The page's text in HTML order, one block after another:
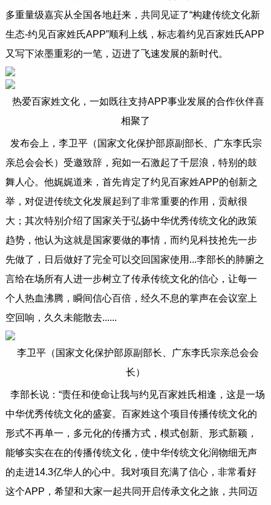
多重量级嘉宾从全国各地赶来，共同见证了“构建传统文化新
生态-约见百家姓氏APP”顺利上线，标志着约见百家姓氏APP
又写下浓墨重彩的一笔，迈进了飞速发展的新时代。
热爱百家姓文化，一如既往支持APP事业发展的合作伙伴喜
相聚了
发布会上，李卫平（国家文化保护部原副部长、广东李氏宗
亲总会会长）受邀致辞，宛如一石激起了千层浪，特别的鼓
舞人心。他娓娓道来，首先肯定了约见百家姓APP的创新之
举，对促进传统文化发展起到了非常重要的作用，贡献很
大；其次特别介绍了国家关于弘扬中华优秀传统文化的政策
趋势，他认为这就是国家要做的事情，而约见科技抢先一步
先做了，日后做好了完全可以交回国家使用...李部长的肺腑之
言给在场所有人进一步树立了传承传统文化的信心，让每一
个人热血沸腾，瞬间信心百倍，经久不息的掌声在会议室上
空回响，久久未能散去......
李卫平（国家文化保护部原副部长、广东李氏宗亲总会会
长）
李部长说：“责任和使命让我与约见百家姓氏相逢，这是一场
中华优秀传统文化的盛宴。百家姓这个项目传播传统文化的
形式不再单一，多元化的传播方式，模式创新、形式新颖，
能够实实在在的传播传统文化，使中华传统文化润物细无声
的走进14.3亿华人的心中。我对项目充满了信心，非常看好
这个APP，希望和大家一起共同开启传承文化之旅，共同迈